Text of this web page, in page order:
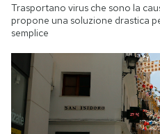
Trasportano virus che sono la
propone una soluzione drastica
semplice